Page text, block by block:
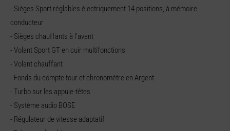
- Sièges Sport réglables électriquement 14 positions, à mémoire
conducteur
- Sièges chauffants à l'avant
- Volant Sport GT en cuir multifonctions
- Volant chauffant
- Fonds du compte tour et chronomètre en Argent
- Turbo sur les appuie-têtes
- Système audio BOSE
- Régulateur de vitesse adaptatif